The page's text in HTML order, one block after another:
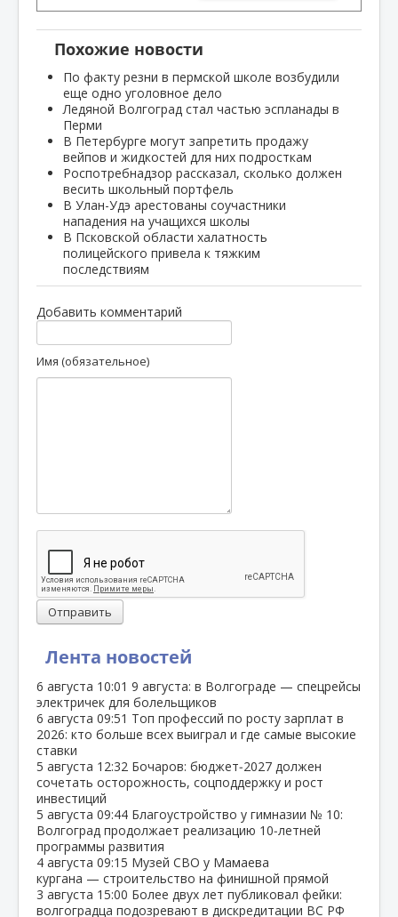
Лента новостей
6 августа 10:01 9 августа: в Волгограде — спецрейсы
электричек для болельщиков
6 августа 09:51 Топ профессий по росту зарплат в
2026: кто больше всех выиграл и где самые высокие
ставки
5 августа 12:32 Бочаров: бюджет‑2027 должен
сочетать осторожность, соцподдержку и рост
инвестиций
5 августа 09:44 Благоустройство у гимназии № 10:
Волгоград продолжает реализацию 10‑летней
программы развития
4 августа 09:15 Музей СВО у Мамаева
кургана — строительство на финишной прямой
3 августа 15:00 Более двух лет публиковал фейки:
волгоградца подозревают в дискредитации ВС РФ
Похожие новости
По факту резни в пермской школе возбудили
еще одно уголовное дело
Ледяной Волгоград стал частью эспланады в
Перми
В Петербурге могут запретить продажу
вейпов и жидкостей для них подросткам
Роспотребнадзор рассказал, сколько должен
весить школьный портфель
В Улан-Удэ арестованы соучастники
нападения на учащихся школы
В Псковской области халатность
полицейского привела к тяжким
последствиям
Добавить комментарий
Имя (обязательное)
Отправить